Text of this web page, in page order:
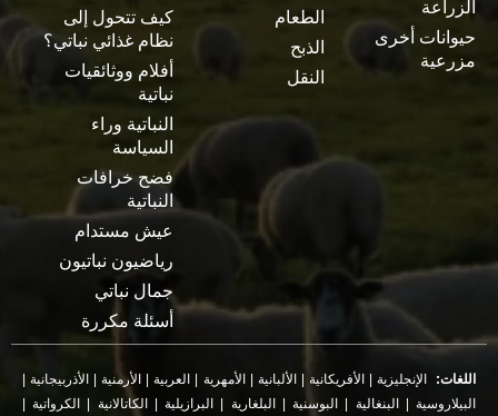
الزراعة
حيوانات أخرى
مزرعية
الطعام
الذبح
النقل
كيف تتحول إلى
نظام غذائي نباتي؟
أفلام ووثائقيات
نباتية
النباتية وراء
السياسة
فضح خرافات
النباتية
عيش مستدام
رياضيون نباتيون
جمال نباتي
أسئلة مكررة
اللغات: الإنجليزية الأفريكانية الألبانية الأمهرية العربية| الأرمنية| الأذربيجانية|
البيلاروسية| البنغالية البوسنية| البلغارية البرازيلية| الكاتالانية الكرواتية|